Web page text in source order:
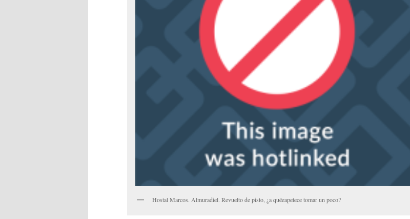
Hostal Marcos. Almuradiel. Revuelto de pisto, ¿a quéeapetece tomar un poco?